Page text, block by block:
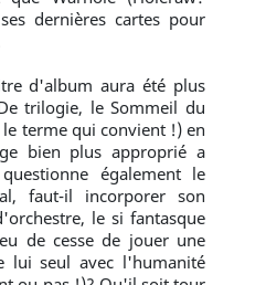
dernières cartes pour
d'album aura été plus
trilogie, le Sommeil du
terme qui convient !) en
bien plus approprié a
également le
faut-il incorporer son
le si fantasque
de cesse de jouer une
lui seul avec l'humanité